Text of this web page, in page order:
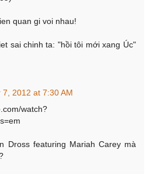
quan gi voi nhau!
sai chinh ta: "hồi tôi mới xang Úc"
7, 2012 at 7:30 AM
watch?
Dross featuring Mariah Carey mà